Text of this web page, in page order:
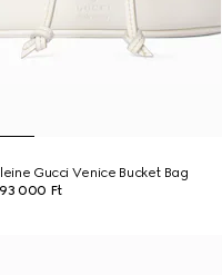
Gucci Venice Bucket Bag
000 Ft